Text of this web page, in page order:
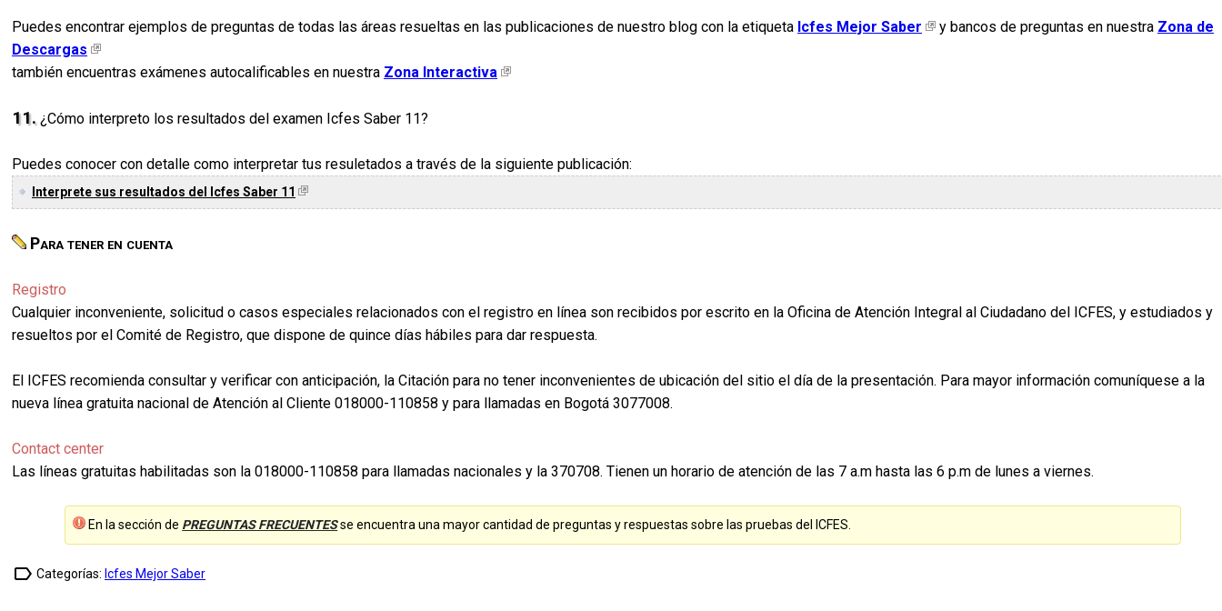
Puedes encontrar ejemplos de preguntas de todas las áreas resueltas en las publicaciones de nuestro blog con la etiqueta Icfes Mejor Saber y bancos de preguntas en nuestra Zona de
Descargas
también encuentras exámenes autocalificables en nuestra Zona Interactiva
11.¿Cómo interpreto los resultados del examen Icfes Saber 11?
Puedes conocer con detalle como interpretar tus resuletados a través de la siguiente publicación:
Interprete sus resultados del Icfes Saber 11
Para tener en cuenta
Registro
Cualquier inconveniente, solicitud o casos especiales relacionados con el registro en línea son recibidos por escrito en la Oficina de Atención Integral al Ciudadano del ICFES, y estudiados y
resueltos por el Comité de Registro, que dispone de quince días hábiles para dar respuesta.
El ICFES recomienda consultar y verificar con anticipación, la Citación para no tener inconvenientes de ubicación del sitio el día de la presentación. Para mayor información comuníquese a la
nueva línea gratuita nacional de Atención al Cliente 018000-110858 y para llamadas en Bogotá 3077008.
Contact center
Las líneas gratuitas habilitadas son la 018000-110858 para llamadas nacionales y la 370708. Tienen un horario de atención de las 7 a.m hasta las 6 p.m de lunes a viernes.
En la sección de PREGUNTAS FRECUENTESse encuentra una mayor cantidad de preguntas y respuestas sobre las pruebas del ICFES.
label_outline Categorías: Icfes Mejor Saber